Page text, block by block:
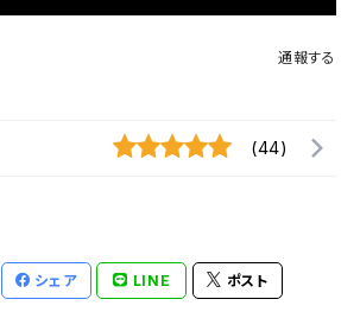
通報する
(44)
シェア LINE ポスト